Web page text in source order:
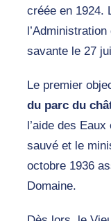
créée en 1924.
savante le 27
Le premier
du parc du
l’aide des
sauvé et le
octobre 1936
Domaine.